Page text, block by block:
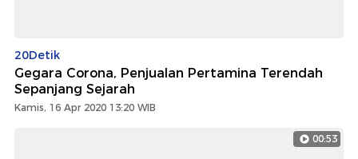
20Detik
Gegara Corona, Penjualan Pertamina Terendah
Sepanjang Sejarah
Kamis, 16 Apr 2020 13:20 WIB
00:53